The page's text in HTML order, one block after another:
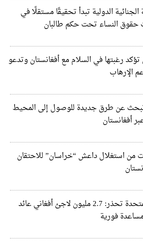
الدولية تبدأ تحقيقًا مستقلًا في
حقوق النساء تحت حكم طالبان
تؤكد رغبتها في السلام مع أفغانستان وتدعو
الإرهاب
عن طرق جديدة للوصول إلى المحيط
أفغانستان
من استغلال داعش “خراسان” للاحتقان
الأمم المتحدة تحذر: 2.7 مليون لاجئ أفغاني عائد
فورية